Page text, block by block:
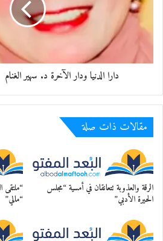
عمر عناز
دارا الدنيا ودار الآخرة د.
مقالات ذات صلة
الرقة والعذوبة تتعانقان في أمسية “مجلس
الحيرة الأدبي” “مالي”